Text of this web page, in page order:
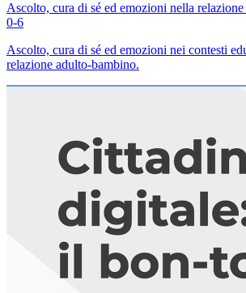
Ascolto, cura di sé ed emozioni nella
0-6
Ascolto, cura di sé ed emozioni nei contesti
relazione adulto-bambino.